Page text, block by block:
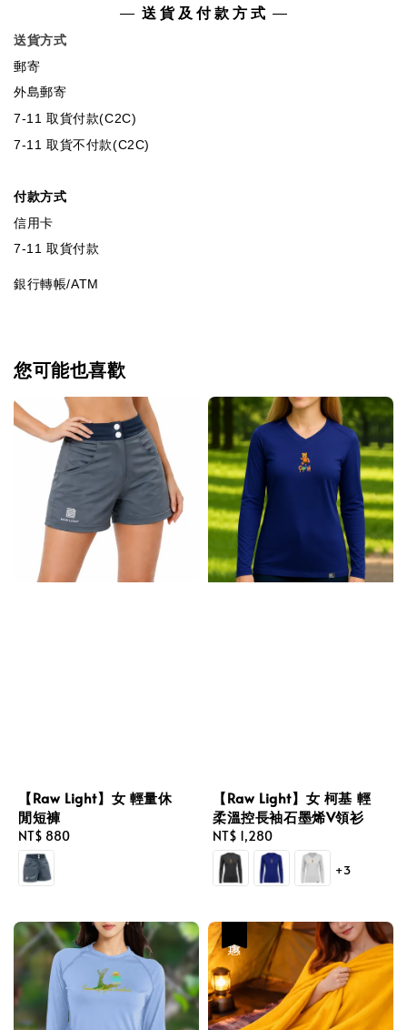
— 送 貨 及 付 款 方 式 —
送貨方式
郵寄
外島郵寄
7-11 取貨付款(C2C)
7-11 取貨不付款(C2C)
付款方式
信用卡
7-11 取貨付款
銀行轉帳/ATM
您可能也喜歡
【Raw Light】女 輕量休
閒短褲
Regular
price
NT$ 880
【Raw Light】女 柯基 輕
柔溫控長袖石墨烯V領衫
Regular
price
NT$ 1,280
+3